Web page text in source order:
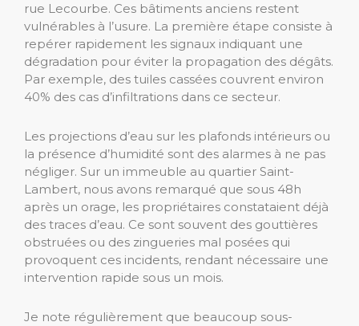
rue Lecourbe. Ces bâtiments anciens restent
vulnérables à l’usure. La première étape consiste à
repérer rapidement les signaux indiquant une
dégradation pour éviter la propagation des dégâts.
Par exemple, des tuiles cassées couvrent environ
40% des cas d’infiltrations dans ce secteur.
Les projections d’eau sur les plafonds intérieurs ou
la présence d’humidité sont des alarmes à ne pas
négliger. Sur un immeuble au quartier Saint-
Lambert, nous avons remarqué que sous 48h
après un orage, les propriétaires constataient déjà
des traces d’eau. Ce sont souvent des gouttières
obstruées ou des zingueries mal posées qui
provoquent ces incidents, rendant nécessaire une
intervention rapide sous un mois.
Je note régulièrement que beaucoup sous-